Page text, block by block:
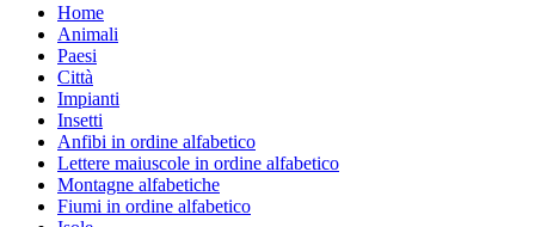
Home
Animali
Paesi
Città
Impianti
Insetti
Anfibi in ordine alfabetico
Lettere maiuscole in ordine alfabetico
Montagne alfabetiche
Fiumi in ordine alfabetico